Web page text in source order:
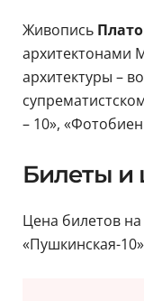
Живопись
архитектонами
архитектуры –
– 10»,
Билеты и
Цена билетов
«Пушкинская-